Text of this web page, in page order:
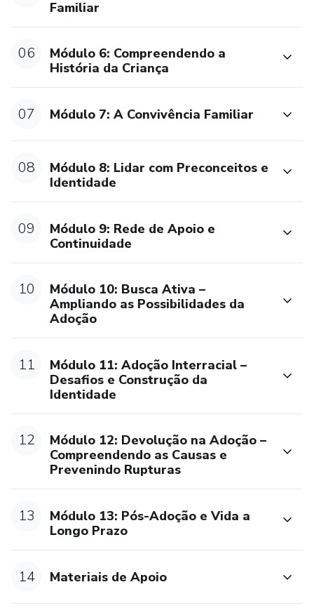
traumas e dificuldades na criação.
✔️ Rede de Apoio e Pós-Adoção – A importância do
suporte contínuo para a família adotiva.
✔️ Conversando sobre Adoção com seu Filho – Como
abordar o tema de forma natural e respeitosa.
Este curso te ajudará a trilhar uma jornada com mais
leveza, confiança, segurança e amor, garantindo que você
Familiar
06
Módulo 6: Compreendendo a
História da Criança
07 Módulo 7: A Convivência Familiar
08
Módulo 8: Lidar com Preconceitos e
Identidade
09
Módulo 9: Rede de Apoio e
Continuidade
10
Módulo 10: Busca Ativa –
Ampliando as Possibilidades da
Adoção
11
Módulo 11: Adoção Interracial –
Desafios e Construção da
Identidade
12
Módulo 12: Devolução na Adoção –
Compreendendo as Causas e
Prevenindo Rupturas
13
Módulo 13: Pós-Adoção e Vida a
Longo Prazo
14 Materiais de Apoio